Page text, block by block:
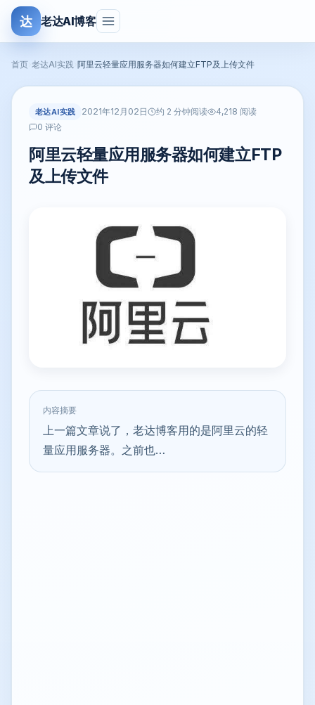
达 老达AI博客
首页 老达AI实践 阿里云轻量应用服务器如何建立FTP及上传文件
老达AI实践 2021年12月02日 约 2 分钟阅读
4,218 阅读
0 评论
阿里云轻量应用服务器如何建立FTP
及上传文件
内容摘要
上一篇文章说了，老达博客用的是阿里云的轻
量应用服务器。之前也…